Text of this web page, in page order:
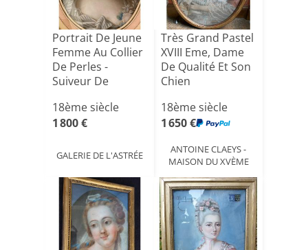
Portrait De Jeune
Femme Au Collier
De Perles -
Suiveur De
18ème siècle
1 800 €
GALERIE DE L'ASTRÉE
Très Grand Pastel
XVIII Eme, Dame
De Qualité Et Son
Chien
18ème siècle
1 650 €
ANTOINE CLAEYS -
MAISON DU XVÈME